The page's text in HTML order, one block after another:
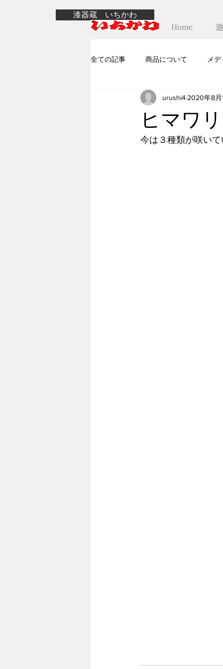
Home
全ての記事 商品について メ
ヒマワリ
urushi4 2020年8月
今は３種類が咲い
漆器蔵 いちかわ